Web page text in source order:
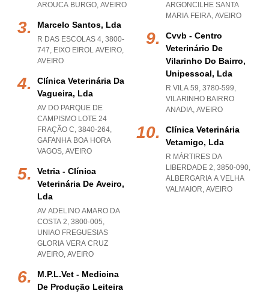
AROUCA BURGO, AVEIRO
Marcelo Santos, Lda
R DAS ESCOLAS 4, 3800-
747, EIXO EIROL AVEIRO,
AVEIRO
Clínica Veterinária Da
Vagueira, Lda
AV DO PARQUE DE
CAMPISMO LOTE 24
FRAÇÃO C, 3840-264,
GAFANHA BOA HORA
VAGOS, AVEIRO
Vetria - Clínica
Veterinária De Aveiro,
Lda
AV ADELINO AMARO DA
COSTA 2, 3800-005,
UNIAO FREGUESIAS
GLORIA VERA CRUZ
AVEIRO, AVEIRO
M.p.l.vet - Medicina
De Produção Leiteira
ARGONCILHE SANTA
MARIA FEIRA, AVEIRO
Cvvb - Centro
Veterinário De
Vilarinho Do Bairro,
Unipessoal, Lda
R VILA 59, 3780-599,
VILARINHO BAIRRO
ANADIA, AVEIRO
Clínica Veterinária
Vetamigo, Lda
R MÁRTIRES DA
LIBERDADE 2, 3850-090,
ALBERGARIA A VELHA
VALMAIOR, AVEIRO